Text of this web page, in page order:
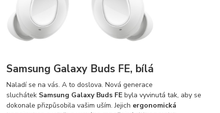
Samsung Galaxy Buds FE, bílá
Naladí se na vás. A to doslova. Nová generace
sluchátek Samsung Galaxy Buds FE byla vyvinutá tak, aby se
dokonale přizpůsobila vašim uším. Jejich ergonomická